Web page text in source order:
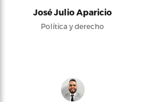
José Julio Aparicio
Política y derecho